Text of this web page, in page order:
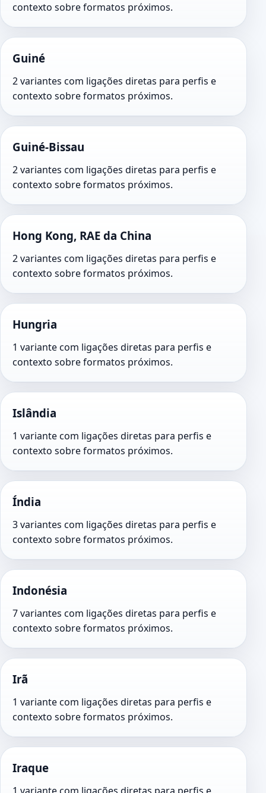
contexto sobre formatos próximos.
Guiné
2 variantes com ligações diretas para perfis e
contexto sobre formatos próximos.
Guiné-Bissau
2 variantes com ligações diretas para perfis e
contexto sobre formatos próximos.
Hong Kong, RAE da China
2 variantes com ligações diretas para perfis e
contexto sobre formatos próximos.
Hungria
1 variante com ligações diretas para perfis e
contexto sobre formatos próximos.
Islândia
1 variante com ligações diretas para perfis e
contexto sobre formatos próximos.
Índia
3 variantes com ligações diretas para perfis e
contexto sobre formatos próximos.
Indonésia
7 variantes com ligações diretas para perfis e
contexto sobre formatos próximos.
Irã
1 variante com ligações diretas para perfis e
contexto sobre formatos próximos.
Iraque